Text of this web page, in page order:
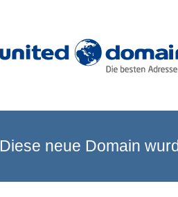
Diese neue Domain